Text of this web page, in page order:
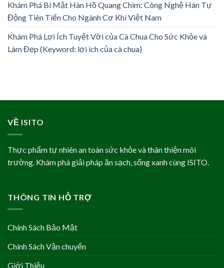
Khám Phá Bí Mật Hàn Hồ Quang Chìm: Công Nghệ Hàn Tự
Động Tiên Tiến Cho Ngành Cơ Khí Việt Nam
Khám Phá Lợi Ích Tuyệt Vời của Cà Chua Cho Sức Khỏe và
Làm Đẹp (Keyword: lợi ích của cà chua)
VỀ ISITO
Thực phẩm tự nhiên an toàn sức khỏe và thân thiện môi
trường. Khám phá giải pháp ăn sạch, sống xanh cùng ISITO.
THÔNG TIN HỖ TRỢ
Chính Sách Bảo Mật
Chính Sách Vận chuyển
Giới Thiệu